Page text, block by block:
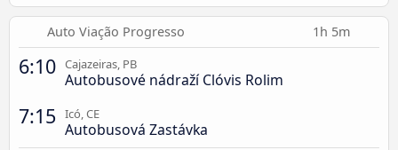
Auto Viação Progresso 1h 5m
6:10 Cajazeiras, PB
Autobusové nádraží Clóvis Rolim
7:15 Icó, CE
Autobusová Zastávka